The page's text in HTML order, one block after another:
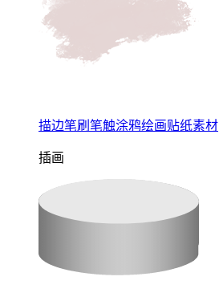
描边笔刷笔触涂鸦绘画贴纸素材
插画